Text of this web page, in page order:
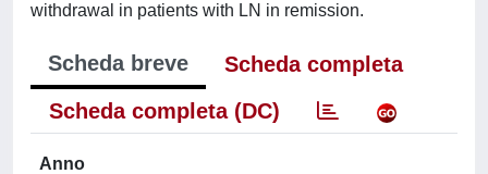
withdrawal in patients with LN in remission.
Scheda breve
Scheda completa
Scheda completa (DC)
Anno